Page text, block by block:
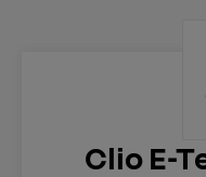
Clio E-